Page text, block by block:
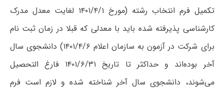
تکمیل فرم انتخاب رشته (مورخ ۱۴۰۱/۴/۱ لغایت معدل مدرک
کارشناسی پذیرفته شده باید با معدلی که قبلا در زمان ثبت نام
برای شرکت در آزمون به سازمان اعلام ۱۴۰۱/۴/۶) دانشجوی سال
آخر بوده‌اند و حداکثر تا تاریخ ۱۴۰۱/۶/۳۱ فارغ التحصیل
می‌شوند، دانشجوی سال آخر شناخته شده و لازم است فرم